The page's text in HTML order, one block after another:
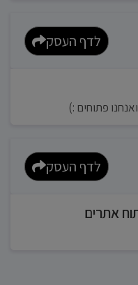
לדף העסק
לדף העסק